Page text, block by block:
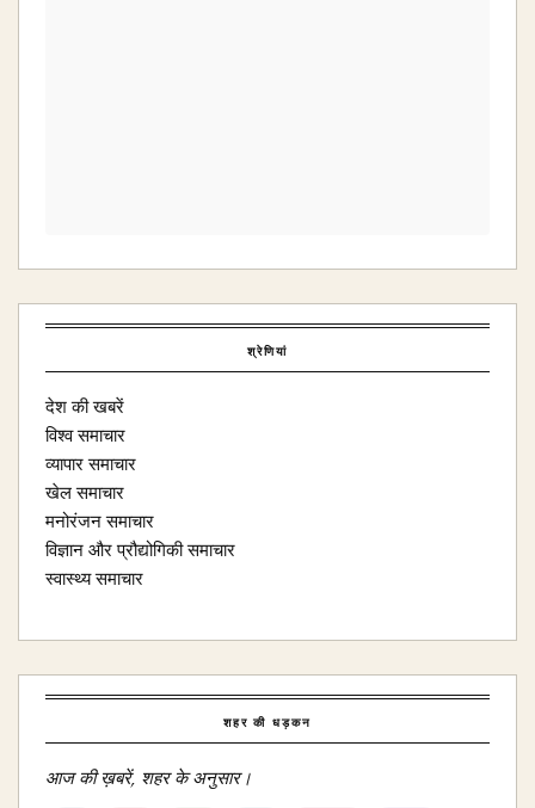
श्रेणियां
देश की खबरें
विश्व समाचार
व्यापार समाचार
खेल समाचार
मनोरंजन समाचार
विज्ञान और प्रौद्योगिकी समाचार
स्वास्थ्य समाचार
शहर की धड़कन
आज की ख़बरें, शहर के अनुसार।